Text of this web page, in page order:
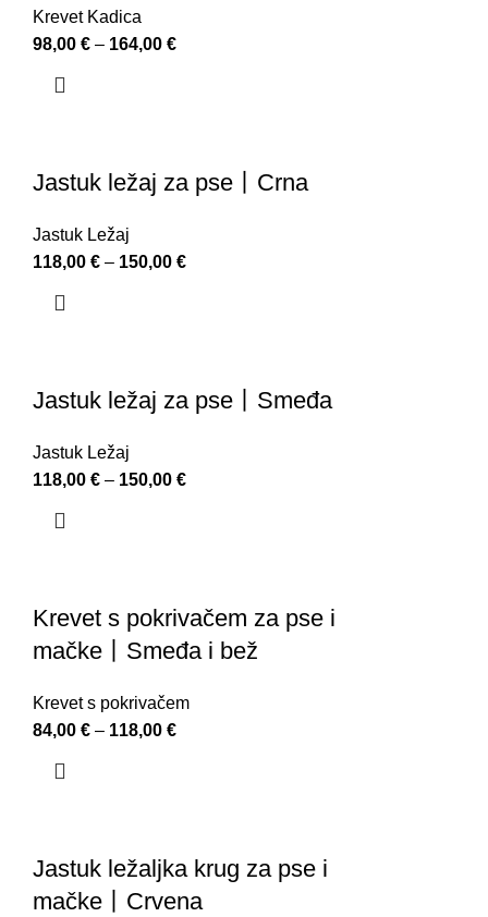
Krevet Kadica
98,00 € – 164,00 €
Jastuk ležaj za pse丨Crna
Jastuk Ležaj
118,00 € – 150,00 €
Jastuk ležaj za pse丨Smeđa
Jastuk Ležaj
118,00 € – 150,00 €
Krevet s pokrivačem za pse i
mačke丨Smeđa i bež
Krevet s pokrivačem
84,00 € – 118,00 €
Jastuk ležaljka krug za pse i
mačke丨Crvena